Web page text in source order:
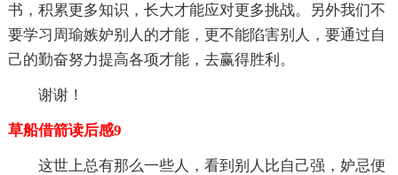
书，积累更多知识，长大才能应对更多挑战。另外我们不
要学习周瑜嫉妒别人的才能，更不能陷害别人，要通过自
己的勤奋努力提高各项才能，去赢得胜利。
谢谢！
草船借箭读后感9
这世上总有那么一些人，看到别人比自己强，妒忌便